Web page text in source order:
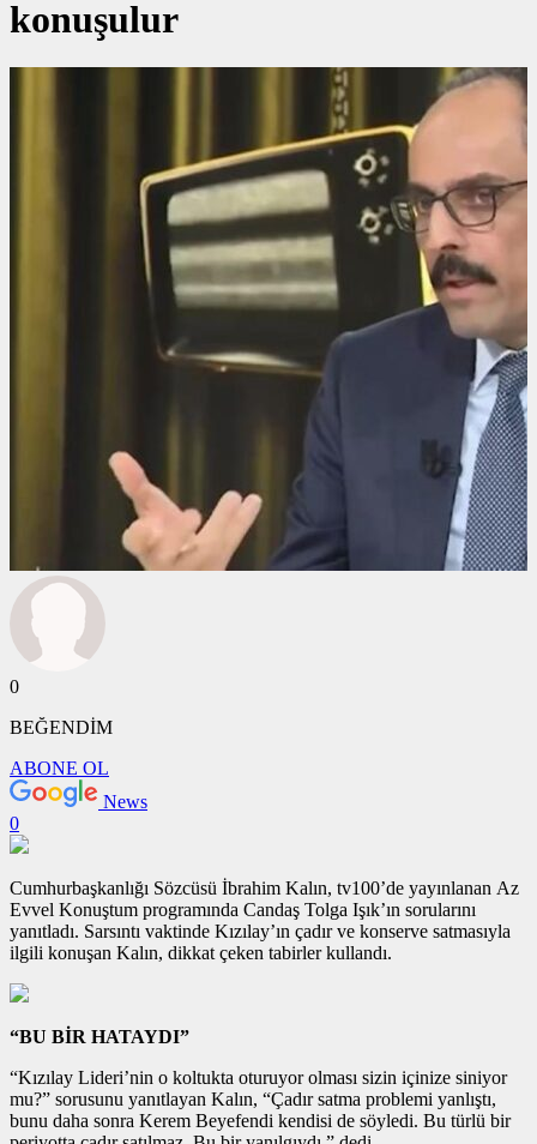
konuşulur
0
BEĞENDİM
ABONE OL
News
0
Cumhurbaşkanlığı Sözcüsü İbrahim Kalın, tv100’de yayınlanan Az
Evvel Konuştum programında Candaş Tolga Işık’ın sorularını
yanıtladı. Sarsıntı vaktinde Kızılay’ın çadır ve konserve satmasıyla
ilgili konuşan Kalın, dikkat çeken tabirler kullandı.
“BU BİR HATAYDI”
“Kızılay Lideri’nin o koltukta oturuyor olması sizin içinize siniyor
mu?” sorusunu yanıtlayan Kalın, “Çadır satma problemi yanlıştı,
bunu daha sonra Kerem Beyefendi kendisi de söyledi. Bu türlü bir